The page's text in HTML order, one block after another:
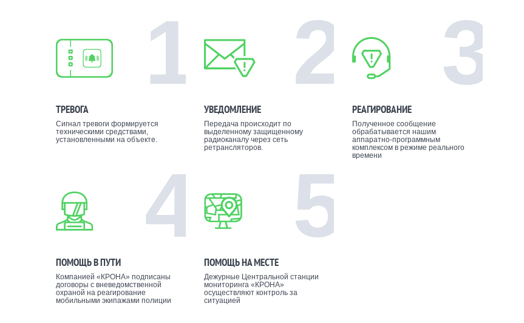
1
ТРЕВОГА
Сигнал тревоги формируется
техническими средствами,
установленными на объекте.
2
УВЕДОМЛЕНИЕ
Передача происходит по
выделенному защищенному
радиоканалу через сеть
ретрансляторов.
3
РЕАГИРОВАНИЕ
Полученное сообщение
обрабатывается нашим
аппаратно-программным
комплексом в режиме реального
времени
4
ПОМОЩЬ В ПУТИ
Компанией «КРОНА» подписаны
договоры с вневедомственной
охраной на реагирование
мобильными экипажами полиции
5
ПОМОЩЬ НА МЕСТЕ
Дежурные Центральной станции
мониторинга «КРОНА»
осуществляют контроль за
ситуацией